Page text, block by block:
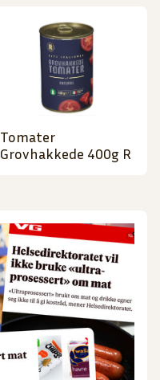
Tomater
Grovhakkede 400g R